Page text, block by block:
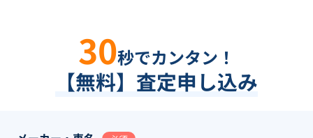
30秒でカンタン！
【無料】査定申し込み